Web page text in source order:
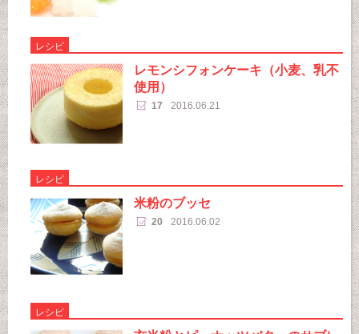
レシピ
レモンシフォンケーキ（小麦、乳不
使用）
17 2016.06.21
レシピ
米粉のブッセ
20 2016.06.02
レシピ